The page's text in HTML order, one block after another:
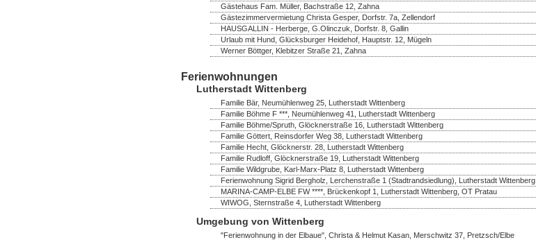
Gästehaus Fam. Müller, Bachstraße 12, Zahna
Gästezimmervermietung Christa Gesper, Dorfstr. 7a, Zellendorf
HAUSGALLIN - Herberge, G.Olinczuk, Dorfstr. 8, Gallin
Urlaub mit Hund, Glücksburger Heidehof, Hauptstr. 12, Mügeln
Werner Böttger, Klebitzer Straße 21, Zahna
Ferienwohnungen
Lutherstadt Wittenberg
Familie Bär, Neumühlenweg 25, Lutherstadt Wittenberg
Familie Böhme F ***, Neumühlenweg 41, Lutherstadt Wittenberg
Familie Böhme/Spruth, Glöcknerstraße 16, Lutherstadt Wittenberg
Familie Göttert, Reinsdorfer Weg 38, Lutherstadt Wittenberg
Familie Hecht, Glöcknerstr. 28, Lutherstadt Wittenberg
Familie Rudloff, Glöcknerstraße 19, Lutherstadt Wittenberg
Familie Wildgrube, Karl-Marx-Platz 8, Lutherstadt Wittenberg
Ferienwohnung Sigrid Bergholz, Lerchenstraße 1 (Stadtrandsiedlung), Lutherstadt Wittenberg
MARINA-CAMP-ELBE FW ****, Brückenkopf 1, Lutherstadt Wittenberg, OT Pratau
WIWOG, Sternstraße 4, Lutherstadt Wittenberg
Umgebung von Wittenberg
"Ferienwohnung in der Elbaue", Christa & Helmut Kasan, Merschwitz 37, Pretzsch/Elbe